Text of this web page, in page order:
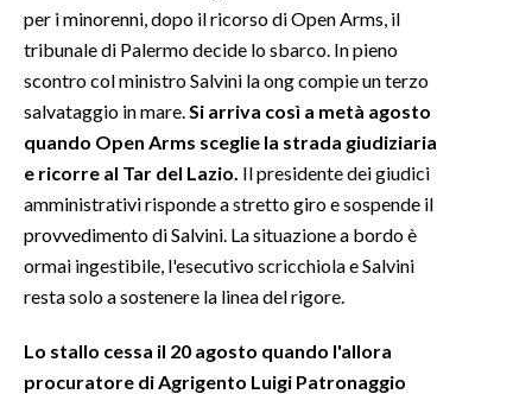
per i minorenni, dopo il ricorso di Open Arms, il
tribunale di Palermo decide lo sbarco. In pieno
scontro col ministro Salvini la ong compie un terzo
salvataggio in mare.Si arriva così a metà agosto
quando Open Arms sceglie la strada giudiziaria
e ricorre al Tar del Lazio. Il presidente dei giudici
amministrativi risponde a stretto giro e sospende il
provvedimento di Salvini. La situazione a bordo è
ormai ingestibile, l'esecutivo scricchiola e Salvini
resta solo a sostenere la linea del rigore.
Lo stallo cessa il 20 agosto quando l'allora
procuratore di Agrigento Luigi Patronaggio